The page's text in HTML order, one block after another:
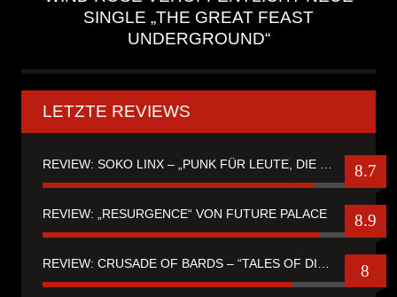
SINGLE „THE GREAT FEAST
UNDERGROUND“
LETZTE REVIEWS
8.7
REVIEW: „RESURGENCE“ VON FUTURE PALACE 8.9
8